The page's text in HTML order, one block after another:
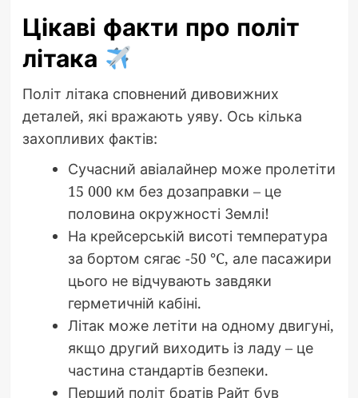
Цікаві факти про політ
літака
Політ літака сповнений дивовижних
деталей, які вражають уяву. Ось кілька
захопливих фактів:
Сучасний авіалайнер може пролетіти
15 000 км без дозаправки – це
половина окружності Землі!
На крейсерській висоті температура
за бортом сягає -50 °C, але пасажири
цього не відчувають завдяки
герметичній кабіні.
Літак може летіти на одному двигуні,
якщо другий виходить із ладу – це
частина стандартів безпеки.
Перший політ братів Райт був